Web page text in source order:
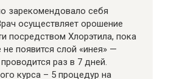
зарекомендовало себя
осуществляет орошение
посредством Хлорэтила, пока
появится слой «инея» —
раз в 7 дней.
курса – 5 процедур на